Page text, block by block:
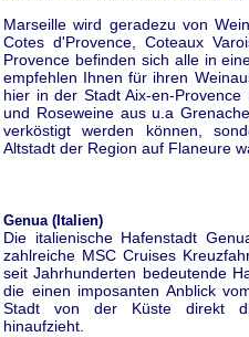
Marseille wird geradezu von
Cotes d'Provence, Coteaux
Provence befinden sich alle in
empfehlen Ihnen für ihren
hier in der Stadt Aix-en-
und Roseweine aus u.a
verköstigt werden können,
Altstadt der Region auf Flaneure
Genua (Italien)
Die italienische Hafenstadt
zahlreiche MSC Cruises
seit Jahrhunderten bedeutende
die einen imposanten Anblick
Stadt von der Küste direkt
hinaufzieht.